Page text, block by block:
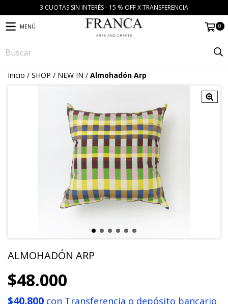
3 CUOTAS SIN INTERÉS - 15 % OFF X TRANSFERENCIA
MENÚ 0
Inicio / SHOP / NEW IN / Almohadón Arp
ALMOHADÓN ARP
$48.000
$40.800 con Transferencia o depósito bancario